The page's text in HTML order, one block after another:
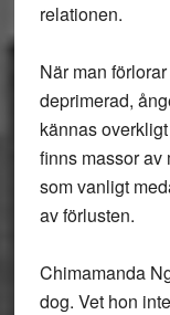
relationen.
När man
deprimerad,
kännas
finns massor av
som vanligt
av förlusten.
Chimamanda
dog. Vet hon